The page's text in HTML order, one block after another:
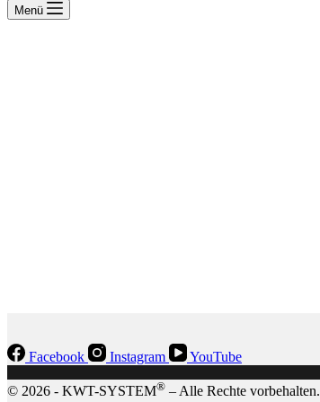
Menü
Facebook Instagram YouTube
© 2026 - KWT-SYSTEM® – Alle Rechte vorbehalten.